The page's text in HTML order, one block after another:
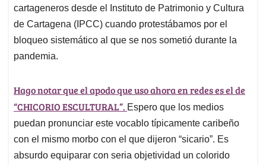
cartageneros desde el Instituto de Patrimonio y Cultura
de Cartagena (IPCC) cuando protestábamos por el
bloqueo sistemático al que se nos sometió durante la
pandemia.
Hago notar que el apodo que uso ahora en redes es el de
“CHICORIO ESCULTURAL”. Espero que los medios
puedan pronunciar este vocablo típicamente caribeño
con el mismo morbo con el que dijeron “sicario”. Es
absurdo equiparar con seria objetividad un colorido